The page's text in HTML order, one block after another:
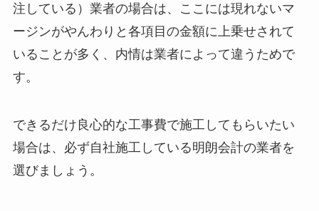
注している）業者の場合は、ここには現れないマ
ージンがやんわりと各項目の金額に上乗せされて
いることが多く、内情は業者によって違うためで
す。
できるだけ良心的な工事費で施工してもらいたい
場合は、必ず自社施工している明朗会計の業者を
選びましょう。